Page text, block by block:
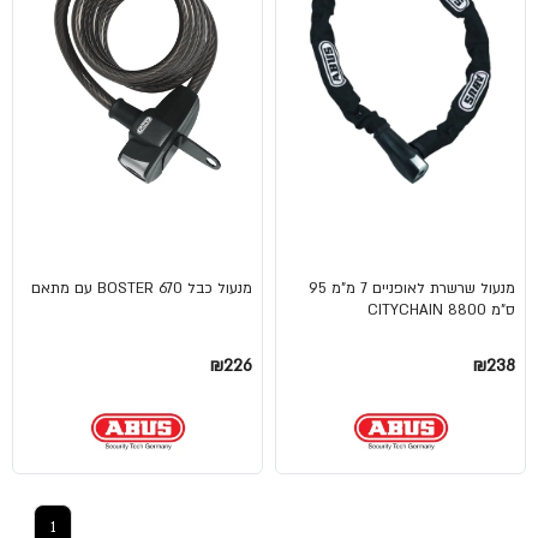
מנעול שרשרת לאופניים 7 מ"מ 95
ס"מ CITYCHAIN 8800
₪238
מנעול כבל BOSTER 670 עם מתאם
₪226
1